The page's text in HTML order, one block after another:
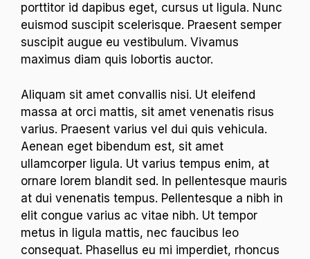
porttitor id dapibus eget, cursus ut ligula. Nunc
euismod suscipit scelerisque. Praesent semper
suscipit augue eu vestibulum. Vivamus
maximus diam quis lobortis auctor.
Aliquam sit amet convallis nisi. Ut eleifend
massa at orci mattis, sit amet venenatis risus
varius. Praesent varius vel dui quis vehicula.
Aenean eget bibendum est, sit amet
ullamcorper ligula. Ut varius tempus enim, at
ornare lorem blandit sed. In pellentesque mauris
at dui venenatis tempus. Pellentesque a nibh in
elit congue varius ac vitae nibh. Ut tempor
metus in ligula mattis, nec faucibus leo
consequat. Phasellus eu mi imperdiet, rhoncus